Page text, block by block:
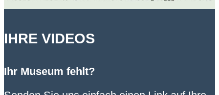
IHRE VIDEOS
Ihr Museum fehlt?